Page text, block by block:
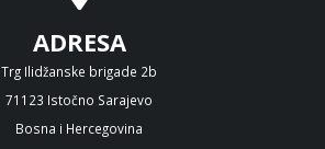
ADRESA
Trg Ilidžanske brigade 2b
71123 Istočno Sarajevo
Bosna i Hercegovina